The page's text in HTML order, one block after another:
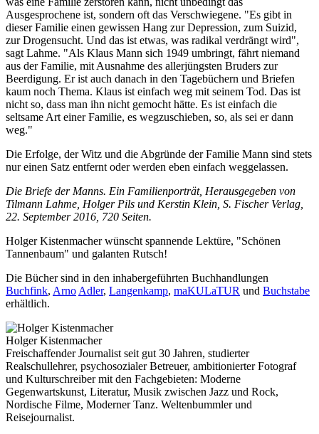
Ausgesprochene ist, sondern oft das Verschwiegene. "Es gibt in
dieser Familie einen gewissen Hang zur Depression, zum Suizid,
zur Drogensucht. Und das ist etwas, was radikal verdrängt wird",
sagt Lahme. "Als Klaus Mann sich 1949 umbringt, fährt niemand
aus der Familie, mit Ausnahme des allerjüngsten Bruders zur
Beerdigung. Er ist auch danach in den Tagebüchern und Briefen
kaum noch Thema. Klaus ist einfach weg mit seinem Tod. Das ist
nicht so, dass man ihn nicht gemocht hätte. Es ist einfach die
seltsame Art einer Familie, es wegzuschieben, so, als sei er dann
weg."
Die Erfolge, der Witz und die Abgründe der Familie Mann sind stets
nur einen Satz entfernt oder werden eben einfach weggelassen.
Die Briefe der Manns. Ein Familienporträt, Herausgegeben von
Tilmann Lahme, Holger Pils und Kerstin Klein, S. Fischer Verlag,
22. September 2016, 720 Seiten.
Holger Kistenmacher wünscht spannende Lektüre, "Schönen
Tannenbaum" und galanten Rutsch!
Die Bücher sind in den inhabergeführten Buchhandlungen
Buchfink, Arno Adler, Langenkamp, maKULaTUR und Buchstabe
erhältlich.
Holger Kistenmacher
Freischaffender Journalist seit gut 30 Jahren, studierter
Realschullehrer, psychosozialer Betreuer, ambitionierter Fotograf
und Kulturschreiber mit den Fachgebieten: Moderne
Gegenwartskunst, Literatur, Musik zwischen Jazz und Rock,
Nordische Filme, Moderner Tanz. Weltenbummler und
Reisejournalist.